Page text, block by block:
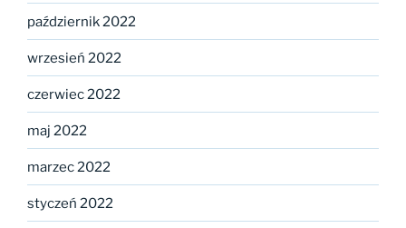
październik 2022
wrzesień 2022
czerwiec 2022
maj 2022
marzec 2022
styczeń 2022